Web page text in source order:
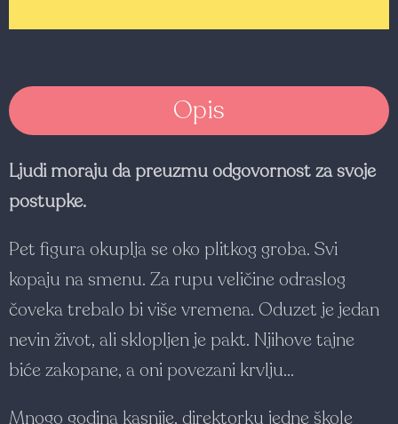
Opis
Ljudi moraju da preuzmu odgovornost za svoje
postupke.
Pet figura okuplja se oko plitkog groba. Svi
kopaju na smenu. Za rupu veličine odraslog
čoveka trebalo bi više vremena. Oduzet je jedan
nevin život, ali sklopljen je pakt. Njihove tajne
biće zakopane, a oni povezani krvlju…
Mnogo godina kasnije, direktorku jedne škole